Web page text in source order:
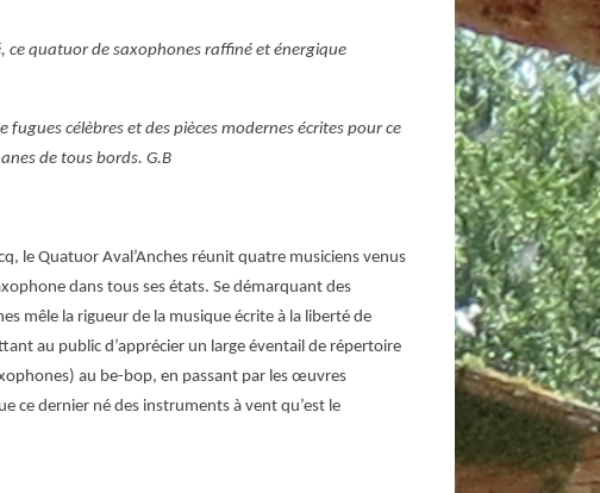
quatuor de saxophones raffiné et énergique
célèbres et des pièces modernes écrites pour ce
de tous bords. G.B
le Quatuor Aval’Anches réunit quatre musiciens venus
dans tous ses états. Se démarquant des
mêle la rigueur de la musique écrite à la liberté de
au public d’apprécier un large éventail de répertoire
au be-bop, en passant par les œuvres
ce dernier né des instruments à vent qu’est le